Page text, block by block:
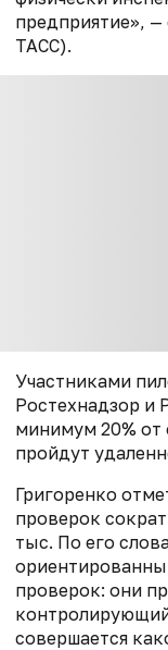
предприятие»,
ТАСС).
Участниками
Ростехнадзор и
минимум 20% от
пройдут
Григоренко
проверок
тыс. По его
проверок: они
совершается